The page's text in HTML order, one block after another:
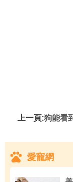
上一頁:狗能看到的顏色 並不是
愛寵網